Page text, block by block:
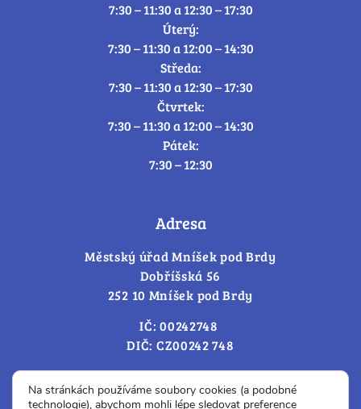
7:30 – 11:30 a 12:30 – 17:30
Úterý:
7:30 – 11:30 a 12:00 – 14:30
Středa:
7:30 – 11:30 a 12:30 – 17:30
Čtvrtek:
7:30 – 11:30 a 12:00 – 14:30
Pátek:
7:30 – 12:30
Adresa
Městský úřad Mníšek pod Brdy
Dobříšská 56
252 10 Mníšek pod Brdy
IČ: 00242748
DIČ: CZ00242 748
Cookies – změna souhlasu
Na stránkách používáme soubory cookies (a podobné
technologie), abychom mohli lépe sledovat preference